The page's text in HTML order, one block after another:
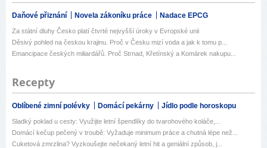
Daňové přiznání Novela zákoníku práce Nadace EPCG
Za státní dluhy Česko platí čtvrté nejvyšší úroky v Evropské unii
Děsivý pohled na českou krajinu. Proč v Česku mizí voda a jak k tomu p...
Emancipace českých miliardářů. Proč Strnad, Křetínský a Komárek nakupu...
Recepty
Oblíbené zimní polévky Domácí pekárny Jídlo podle horoskopu
Sladký poklad u cesty: Využijte letní špendlíky do tvarohového koláče,...
Domácí kečup pečený v troubě: Vyžaduje minimum práce a chutná lépe než...
Cuketová zmrzlina? Vyzkoušejte nečekaný letní hit a geniální způsob, j...